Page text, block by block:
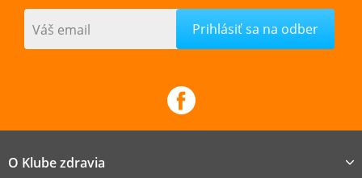
Váš email
O Klube zdravia